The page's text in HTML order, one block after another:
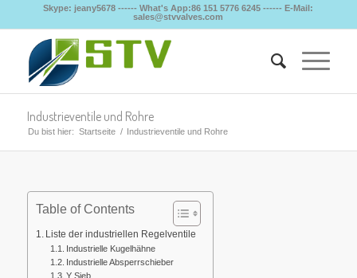
Skype: jeany5678 ------ What's App:86 151 5776 6245 ------ E-Mail:
sales@stvvalves.com
Industrieventile und Rohre
Du bist hier: Startseite / Industrieventile und Rohre
Table of Contents
Liste der industriellen Regelventile
Industrielle Kugelhähne
Industrielle Absperrschieber
Y Sieb